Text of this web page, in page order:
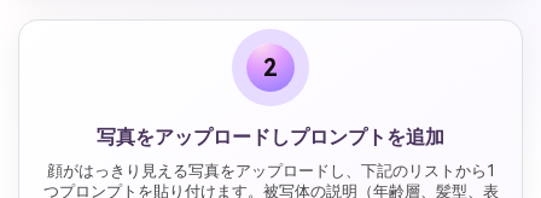
2
写真をアップロードしプロンプトを追加
顔がはっきり見える写真をアップロードし、下記のリストから1
つプロンプトを貼り付けます。被写体の説明（年齢層、髪型、表